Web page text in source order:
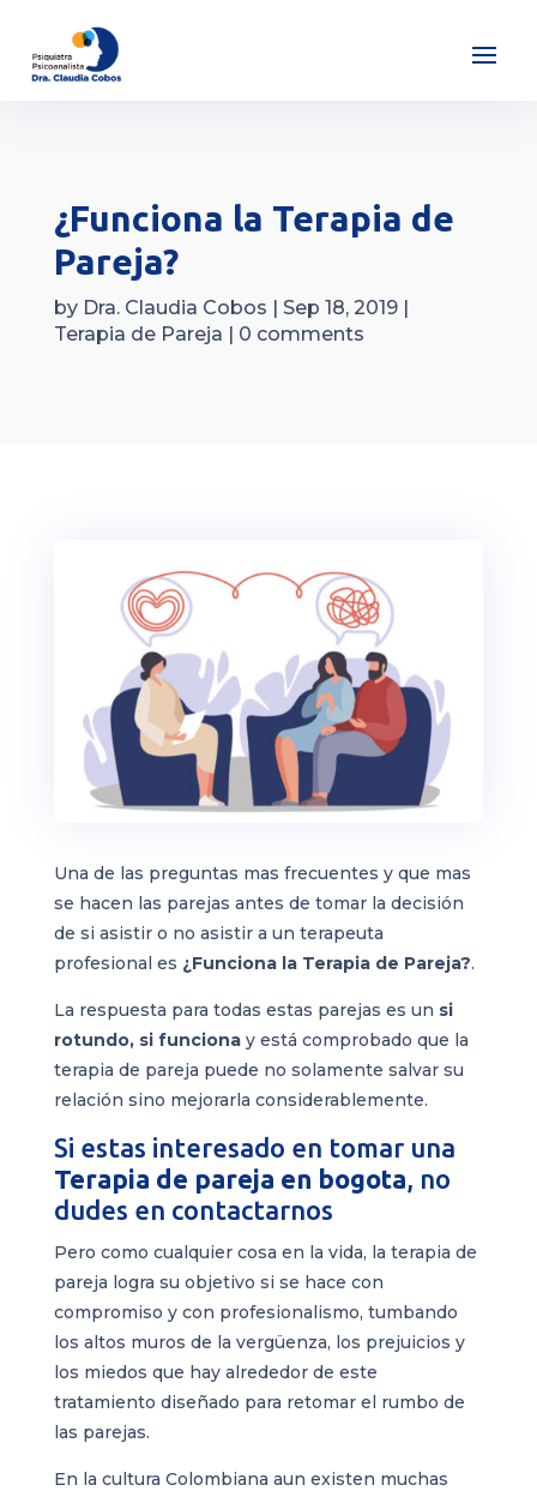
¿Funciona la Terapia de
Pareja?
by Dra. Claudia Cobos | Sep 18, 2019|
Terapia de Pareja | 0 comments
Una de las preguntas mas frecuentes y que mas
se hacen las parejas antes de tomar la decisión
de si asistir o no asistir a un terapeuta
profesional es ¿Funciona la Terapia de Pareja?.
La respuesta para todas estas parejas es un si
rotundo, si funcionay está comprobado que la
terapia de pareja puede no solamente salvar su
relación sino mejorarla considerablemente.
Si estas interesado en tomar una
Terapia de pareja en bogota, no
dudes en contactarnos
Pero como cualquier cosa en la vida, la terapia de
pareja logra su objetivo si se hace con
compromiso y con profesionalismo, tumbando
los altos muros de la vergüenza, los prejuicios y
los miedos que hay alrededor de este
tratamiento diseñado para retomar el rumbo de
las parejas.
En la cultura Colombiana aun existen muchas